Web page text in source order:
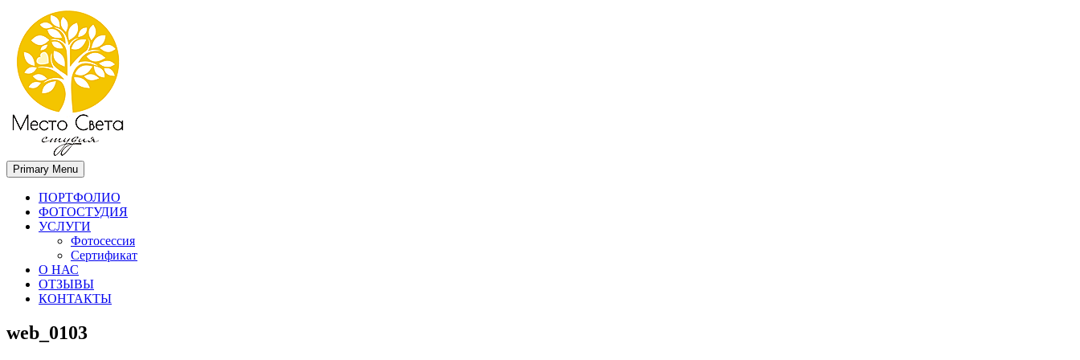
Место света. Свадебный фотограф в Орле Апальков Вячеслав
Свадебный фотограф в Орле
Primary Menu
ПОРТФОЛИО
ФОТОСТУДИЯ
УСЛУГИ
Фотосессия
Сертификат
О НАС
ОТЗЫВЫ
КОНТАКТЫ
web_0103